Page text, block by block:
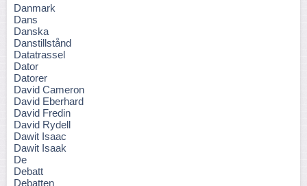
Danmark
Dans
Danska
Danstillstånd
Datatrassel
Dator
Datorer
David Cameron
David Eberhard
David Fredin
David Rydell
Dawit Isaac
Dawit Isaak
De
Debatt
Debatten